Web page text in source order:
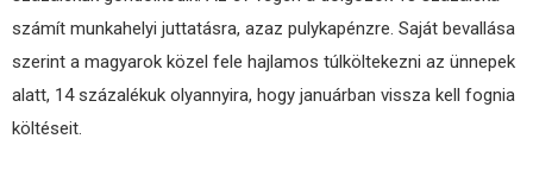
számít munkahelyi juttatásra, azaz pulykapénzre. Saját bevallása
szerint a magyarok közel fele hajlamos túlköltekezni az ünnepek
alatt, 14 százalékuk olyannyira, hogy januárban vissza kell fognia
költéseit.